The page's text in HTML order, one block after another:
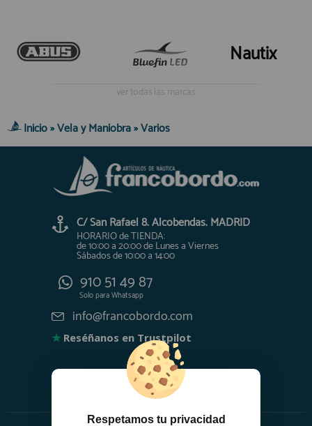
Nautix
ver todas las marcas
Inicio»Vela y Maniobra»Varios
C/ San Rafael 8. Alcobendas. MADRID
HORARIO de TIENDA:
de 10:00 a 20:00 de Lunes a Viernes
Sábados de 10:00 a 14:00
910 51 49 87
Solo paraWhatsapp
info@francobordo.com
★ Reséñanos en Trustpilot
Respetamos tu privacidad